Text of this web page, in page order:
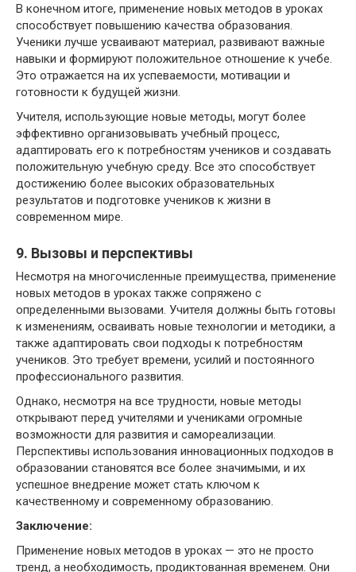
В конечном итоге, применение новых методов в уроках
способствует повышению качества образования.
Ученики лучше усваивают материал, развивают важные
навыки и формируют положительное отношение к учебе.
Это отражается на их успеваемости, мотивации и
готовности к будущей жизни.
Учителя, использующие новые методы, могут более
эффективно организовывать учебный процесс,
адаптировать его к потребностям учеников и создавать
положительную учебную среду. Все это способствует
достижению более высоких образовательных
результатов и подготовке учеников к жизни в
современном мире.
9. Вызовы и перспективы
Несмотря на многочисленные преимущества, применение
новых методов в уроках также сопряжено с
определенными вызовами. Учителя должны быть готовы
к изменениям, осваивать новые технологии и методики, а
также адаптировать свои подходы к потребностям
учеников. Это требует времени, усилий и постоянного
профессионального развития.
Однако, несмотря на все трудности, новые методы
открывают перед учителями и учениками огромные
возможности для развития и самореализации.
Перспективы использования инновационных подходов в
образовании становятся все более значимыми, и их
успешное внедрение может стать ключом к
качественному и современному образованию.
Заключение:
Применение новых методов в уроках — это не просто
тренд, а необходимость, продиктованная временем. Они